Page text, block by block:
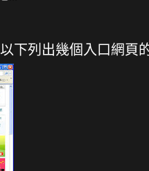
下列出幾個入口網頁